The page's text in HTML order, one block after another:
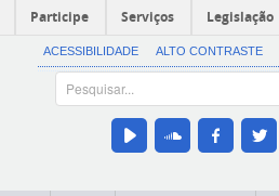
Participe Serviços Legislação
ACESSIBILIDADE ALTO CONTRASTE